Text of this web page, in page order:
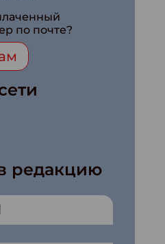
по почте?
редакцию